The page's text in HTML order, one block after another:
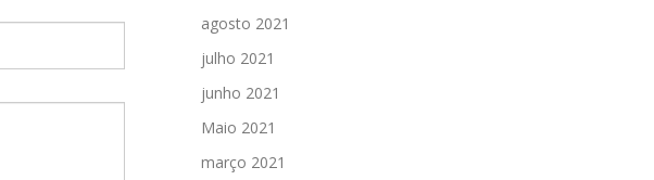
agosto 2021
julho 2021
junho 2021
Maio 2021
março 2021